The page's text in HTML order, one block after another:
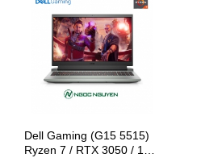
Dell Gaming (G15 5515)
Ryzen 7 / RTX 3050 / 15.6